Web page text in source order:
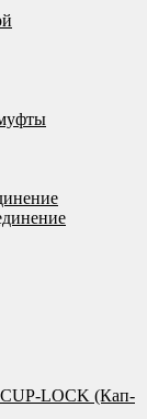
LOCK (Кап-